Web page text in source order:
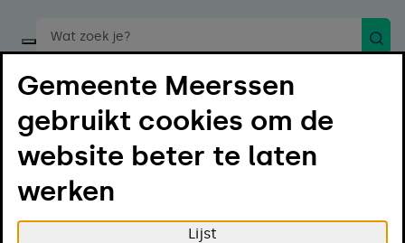
Start een spraakopdracht
Menu
Gemeente Meerssen
gebruikt cookies om de
website beter te laten
werken
Lijst